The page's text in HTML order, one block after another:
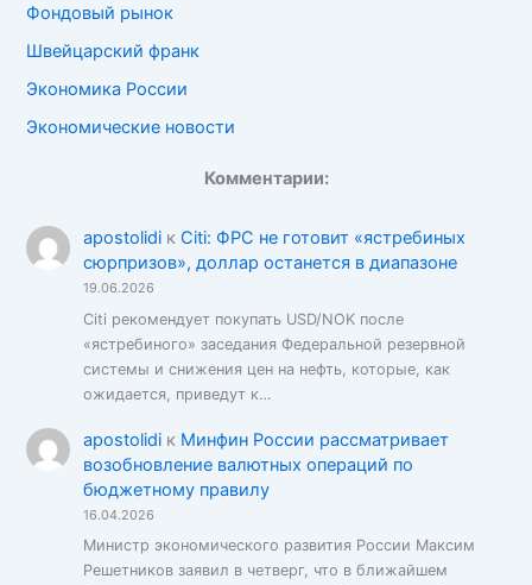
Фондовый рынок
Швейцарский франк
Экономика России
Экономические новости
Комментарии:
apostolidiк Citi: ФРС не готовит «ястребиных
сюрпризов», доллар останется в диапазоне
19.06.2026
Citi рекомендует покупать USD/NOK после
«ястребиного» заседания Федеральной резервной
системы и снижения цен на нефть, которые, как
ожидается, приведут к…
apostolidiк Минфин России рассматривает
возобновление валютных операций по
бюджетному правилу
16.04.2026
Министр экономического развития России Максим
Решетников заявил в четверг, что в ближайшем